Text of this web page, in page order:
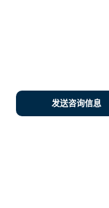
发送咨询信息